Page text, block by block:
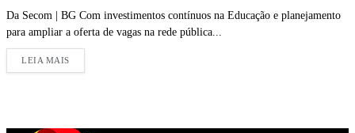
Da Secom | BG Com investimentos contínuos na Educação e planejamento
para ampliar a oferta de vagas na rede pública...
LEIA MAIS